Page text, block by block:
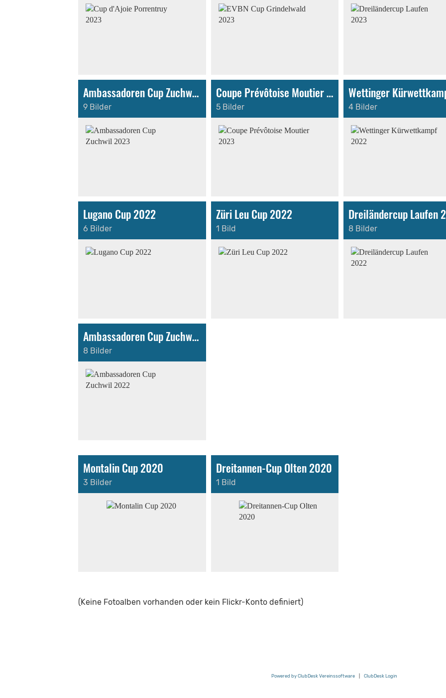
Ambassadoren Cup Zuchwil 2023
9 Bilder
Coupe Prévôtoise Moutier 2023
5 Bilder 4 Bilder
Lugano Cup 2022
6 Bilder
Züri Leu Cup 2022
1 Bild
Dreiländercup Laufen
8 Bilder
Ambassadoren Cup Zuchwil 2022
8 Bilder
Montalin Cup 2020
3 Bilder
Dreitannen-Cup Olten 2020
1 Bild
(Keine Fotoalben vorhanden oder kein Flickr-Konto definiert)
Powered by ClubDesk Vereinssoftware |ClubDesk Login